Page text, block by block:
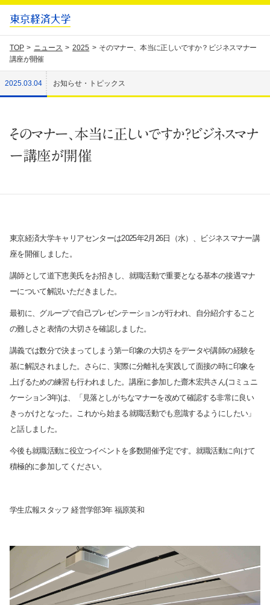
サイト内検索
TOP ニュース 2025
そのマナー、本当に正しいですか？ビジネスマナー
講座が開催
2025.03.04 お知らせ・トピックス
そのマナー、本当に正しいですか？ビジネスマナ
ー講座が開催
東京経済大学キャリアセンターは2025年2月 26日（水）、ビジネスマナー講
座を開催しました。
講師として道下恵美氏をお招きし、就職活動で重要となる基本の接遇マナ
ーについて解説いただきました。
最初に、グループで自己プレゼンテーションが行われ、自分紹介すること
の難しさと表情の大切さを確認しました。
講義では数分で決まってしまう第一印象の大切さをデータや講師の経験を
基に解説されました。さらに、実際に分離礼を実践して面接の時に印象を
上げるための練習も行われました。講座に参加した齋木宏共さん(コミュニ
ケーション3年)は、「見落としがちなマナーを改めて確認する非常に良い
きっかけとなった。これから始まる就職活動でも意識するようにしたい」
と話しました。
今後も就職活動に役立つイベントを多数開催予定です。就職活動に向けて
積極的に参加してください。
学生広報スタッフ 経営学部3年 福原英和